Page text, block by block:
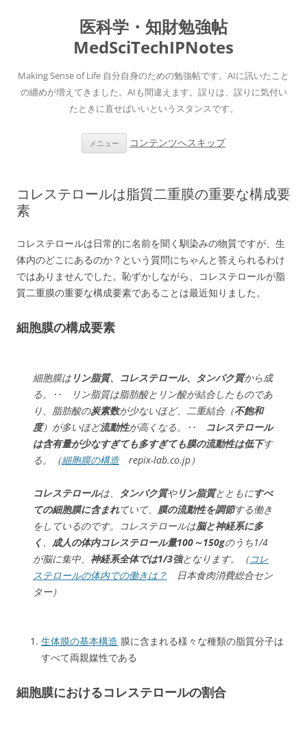
医科学・知財勉強帖
MedSciTechIPNotes
Making Sense of Life 自分自身のための勉強帖です。AIに訊いたこと
の纏めが増えてきました。AIも間違えます。誤りは、誤りに気付い
たときに直せばいいというスタンスです。
メニュー コンテンツへスキップ
コレステロールは脂質二重膜の重要な構成要
素
コレステロールは日常的に名前を聞く馴染みの物質ですが、生
体内のどこにあるのか？という質問にちゃんと答えられるわけ
ではありませんでした。恥ずかしながら、コレステロールが脂
質二重膜の重要な構成要素であることは最近知りました。
細胞膜の構成要素
細胞膜はリン脂質、コレステロール、タンパク質から成
る。‥ リン脂質は脂肪酸とリン酸が結合したものであ
り、脂肪酸の炭素数が少ないほど、二重結合（不飽和
度）が多いほど流動性が高くなる。‥
コレステロール
は含有量が少なすぎても多すぎても膜の流動性は低下す
る。（細胞膜の構造repix-lab.co.jp）
コレステロールは、 タンパク質やリン脂質とともにすべ
ての細胞膜に含まれていて、 膜の流動性を調節する働き
をしているのです。コレステロールは脳と神経系に多
く 、 成人の体内コレステロール量100～150gのうち1/4
が脳に集中、 神経系全体では1/3強となります。（コレ
ステロールの体内での働きは？
日本食肉消費総合セン
ター）
生体膜の基本構造 膜に含まれる様々な種類の脂質分子は
すべて両親媒性である
細胞膜におけるコレステロールの割合